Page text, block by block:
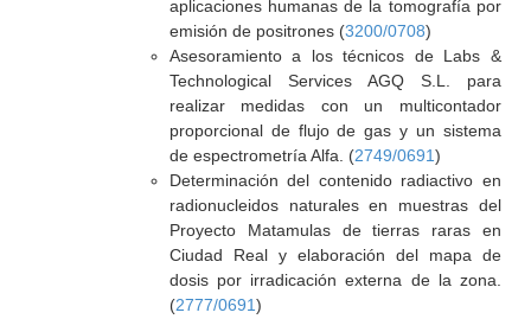
aplicaciones humanas de la tomografía por
emisión de positrones (3200/0708)
Asesoramiento a los técnicos de Labs &
Technological Services AGQ S.L. para
realizar medidas con un multicontador
proporcional de flujo de gas y un sistema
de espectrometría Alfa. (2749/0691)
Determinación del contenido radiactivo en
radionucleidos naturales en muestras del
Proyecto Matamulas de tierras raras en
Ciudad Real y elaboración del mapa de
dosis por irradicación externa de la zona.
(2777/0691)